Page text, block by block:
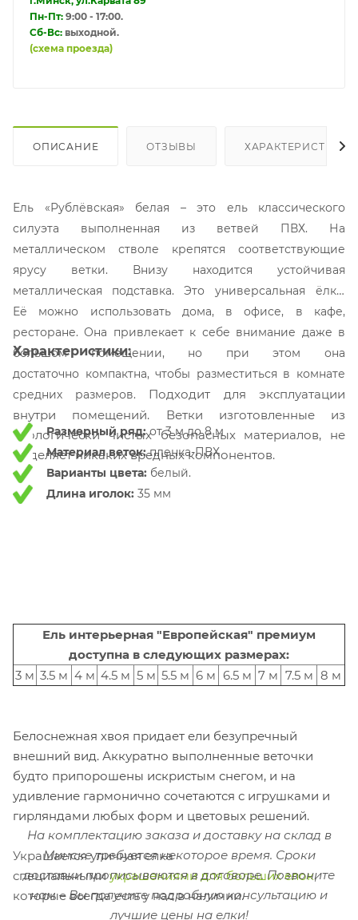
Пн-Пт: 9:00 - 17:00.
Сб-Вс: выходной.
(схема проезда)
ОПИСАНИЕ ОТЗЫВЫ ХАРАКТЕРИСТИКИ
Ель «Рублёвская» белая – это ель классического
силуэта выполненная из ветвей ПВХ. На
металлическом стволе крепятся соответствующие
ярусу ветки. Внизу находится устойчивая
металлическая подставка.
Это универсальная ёлка.
Её можно использовать дома, в офисе, в кафе,
ресторане. Она привлекает к себе внимание даже в
большом помещении, но при этом она
достаточно компактна, чтобы разместиться в комнате
средних размеров. Подходит для эксплуатации
внутри помещений. Ветки изготовленные из
экологически чистых безопасных материалов, не
выделяет никаких вредных компонентов.
Характеристики:
Размерный ряд:от 3 м до 8 м
Материал веток:пленка-ПВХ
Варианты цвета: белый.
Длина иголок: 35 мм
Ель интерьерная "Европейская" премиум
доступна в следующих размерах:
3 м 3.5 м 4 м 4.5 м 5 м 5.5 м 6 м 6.5 м 7 м 7.5 м 8 м
Белоснежная хвоя придает ели безупречный
внешний вид. Аккуратно выполненные веточки
будто припорошены искристым снегом, и на
удивление гармонично сочетаются с игрушками и
гирляндами любых форм и цветовых решений.
Украшается уличная елка
специальнымиукрашениями для больших елок,
которые всегда есть у нас в наличии.
На комплектацию заказа и доставку на склад в
Минске требуется некоторое время. Сроки
доставки прописываются в договоре. Позвоните
нам – Вы получите подробную консультацию и
лучшие цены на елки!